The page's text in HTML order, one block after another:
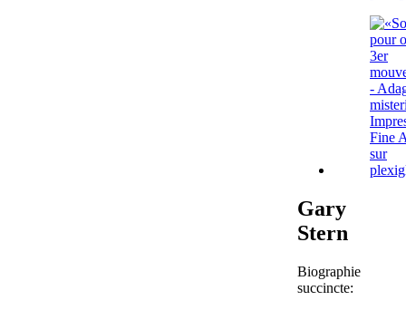
Gary
Stern
Biographie
succincte: